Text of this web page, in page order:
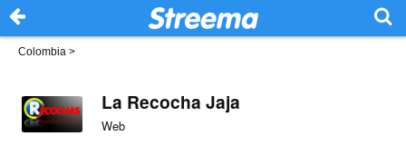
Colombia >
La Recocha Jaja
Web